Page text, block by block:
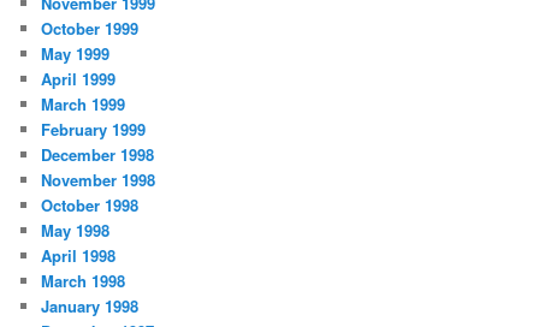
October 1999
May 1999
April 1999
March 1999
February 1999
December 1998
November 1998
October 1998
May 1998
April 1998
March 1998
January 1998